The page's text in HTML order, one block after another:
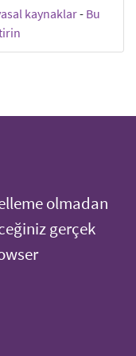
kaynaklar- Bu
olmadan
gerçek